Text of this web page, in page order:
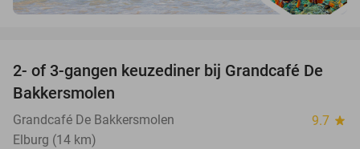
42%
2- of 3-gangen keuzediner bij Grandcafé De
Bakkersmolen
Grandcafé De Bakkersmolen 9.7 star
Elburg (14 km)